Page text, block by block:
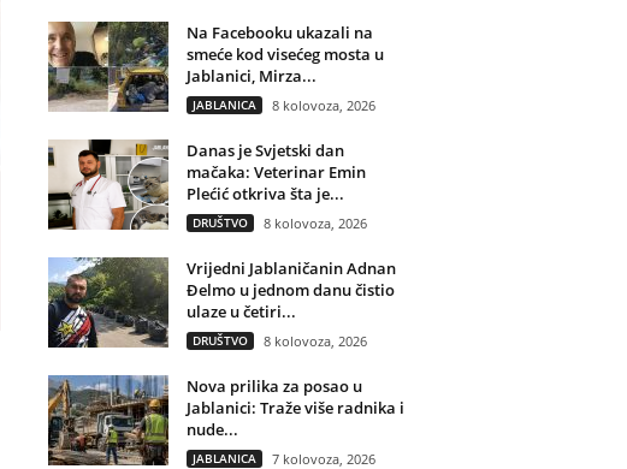
Na Facebooku ukazali na
smeće kod visećeg mosta u
Jablanici, Mirza...
JABLANICA 8 kolovoza, 2026
Danas je Svjetski dan
mačaka: Veterinar Emin
Plećić otkriva šta je...
DRUŠTVO 8 kolovoza, 2026
Vrijedni Jablaničanin Adnan
Đelmo u jednom danu čistio
ulaze u četiri...
DRUŠTVO 8 kolovoza, 2026
Nova prilika za posao u
Jablanici: Traže više radnika i
nude...
JABLANICA 7 kolovoza, 2026